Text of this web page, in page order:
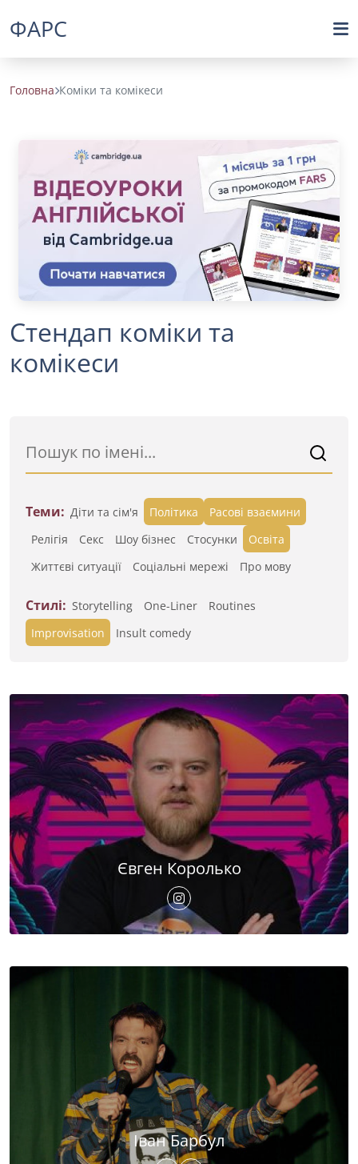
ФАРС
Головна Коміки та комікеси
Стендап коміки та
комікеси
Теми: Діти та сім'я Політика
Расові взаємини
Релігія
Секс Шоу бізнес Стосунки
Освіта
Життєві ситуації
Cоціальні мережі Про мову
Стилі: Storytelling One-Liner
Routines
Improvisation
Insult comedy
Євген Королько
Іван Барбул